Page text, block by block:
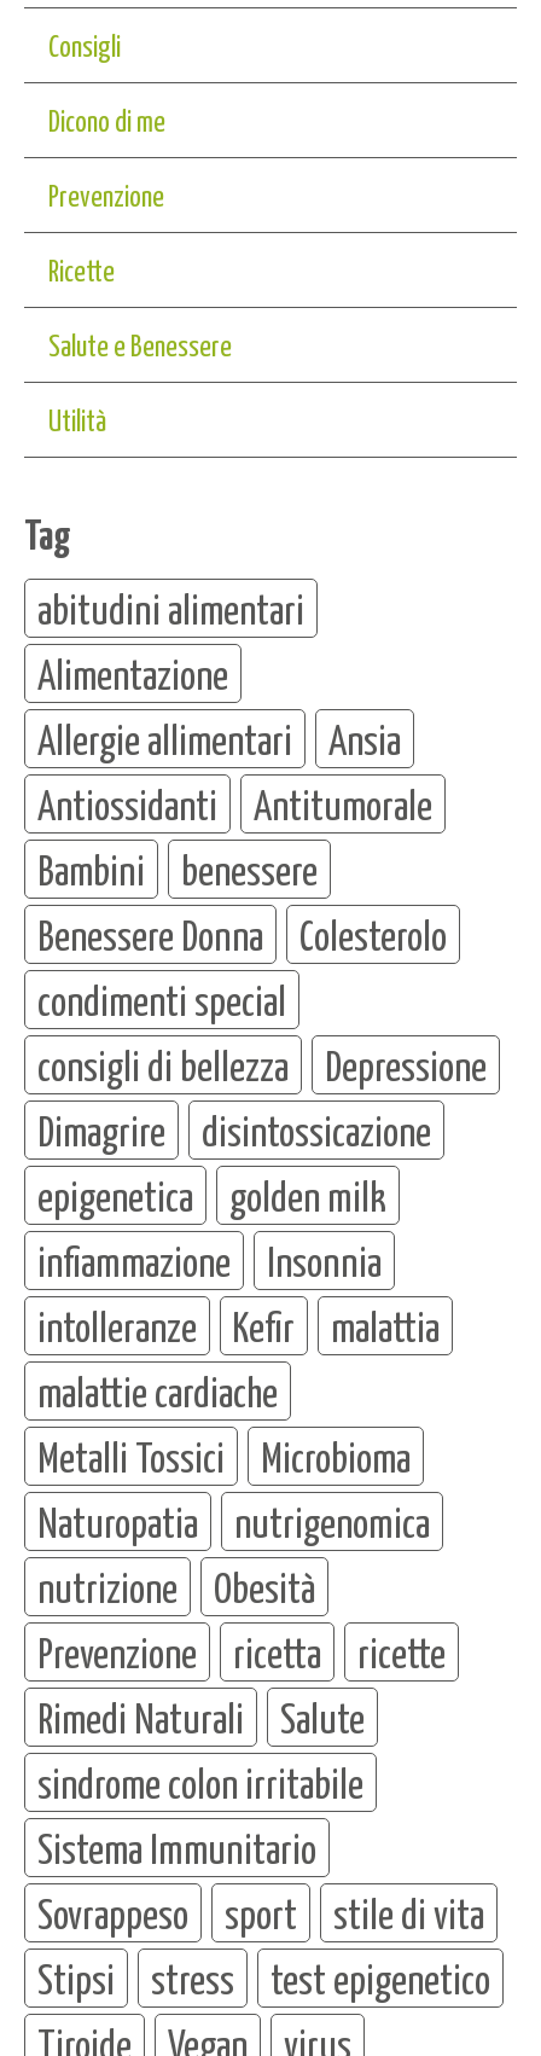
Consigli
Dicono di me
Prevenzione
Ricette
Salute e Benessere
Utilità
Tag
abitudini alimentari
Alimentazione
Allergie allimentari
Ansia
Antiossidanti
Antitumorale
Bambini
benessere
Benessere Donna
Colesterolo
condimenti special
consigli di bellezza
Depressione
Dimagrire
disintossicazione
epigenetica
golden milk
infiammazione
Insonnia
intolleranze
Kefir
malattia
malattie cardiache
Metalli Tossici
Microbioma
Naturopatia
nutrigenomica
nutrizione
Obesità
Prevenzione
ricetta
ricette
Rimedi Naturali
Salute
sindrome colon irritabile
Sistema Immunitario
Sovrappeso
sport
stile di vita
Stipsi
stress
test epigenetico
Tiroide
Vegan virus